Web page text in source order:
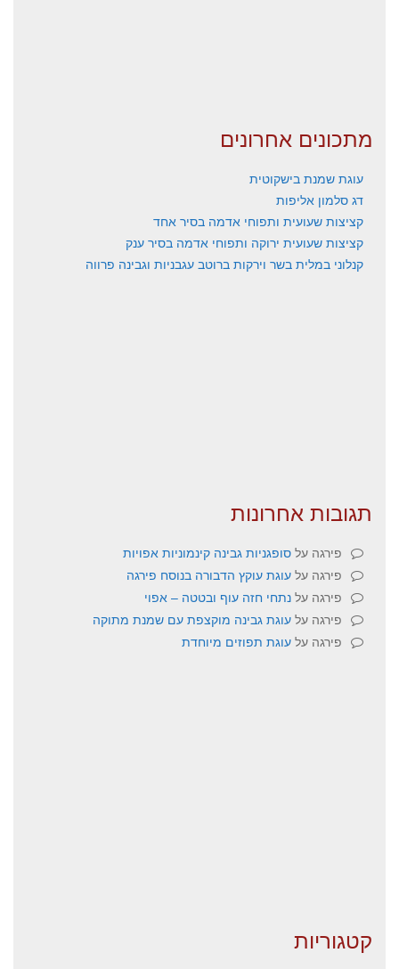
מתכונים אחרונים
עוגת שמנת בישקוטית
דג סלמון אליפות
קציצות שעועית ותפוחי אדמה בסיר אחד
קציצות שעועית ירוקה ותפוחי אדמה בסיר ענק
קנלוני במלית בשר וירקות ברוטב עגבניות וגבינה פרווה
תגובות אחרונות
פירגה על סופגניות גבינה קינמוניות אפויות
פירגה על עוגת עוקץ הדבורה בנוסח פירגה
פירגה על נתחי חזה עוף ובטטה – אפוי
פירגה על עוגת גבינה מוקצפת עם שמנת מתוקה
פירגה על עוגת תפוזים מיוחדת
קטגוריות